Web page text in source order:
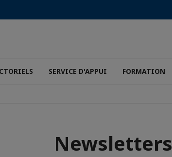
SERVICE D'APPUI FORMATION
Newsletters